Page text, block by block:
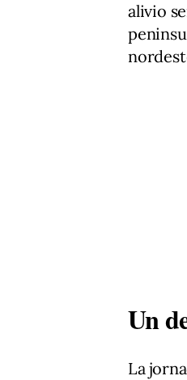
alivio
Un
La